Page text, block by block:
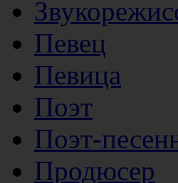
Певец
Певица
Поэт
Поэт-
Продюсер